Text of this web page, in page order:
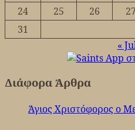
24
25 26 27
31
«
Διάφορα Άρθρα
Άγιος Χριστόφορος ο